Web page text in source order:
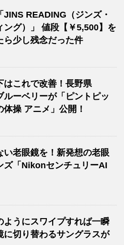
JINS READING（ジンズ・
ング）」 値段【￥5,500】を
ら少し残念だった件
はこれで改善！長野県
ルーベリーが「ピントピッ
体操 アニメ」公開！
い老眼鏡を！新発想の老眼
ズ「NikonセンチュリーAI
ようにスワイプすれば一瞬
に切り替わるサングラスが